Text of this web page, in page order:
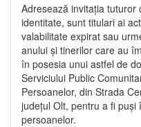
Adresează invitația
identitate, sunt titulari ai
valabilitate expirat sau
anului și tinerilor care au
în posesia unui astfel de
Serviciului Public
Persoanelor, din Strada
județul Olt, pentru a fi
persoanelor.